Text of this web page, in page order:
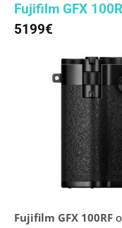
Fujifilm GFX
5199€
Fujifilm GFX 100RF